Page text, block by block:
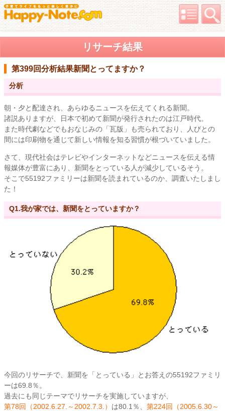
リサーチ結果
第399回分析結果新聞とってますか？
分析
朝・夕と配達され、あらゆるニュースを伝えてくれる新聞。
諸説ありますが、日本で初めて新聞が発行されたのは江戸時代。
また時代劇などでもおなじみの「瓦版」も売られており、人びとの
間には印刷物を通じて新しい情報を知る習慣が根づいていました。
さて、現代社会はテレビやインターネットなどニュースを伝える情
報媒体が豊富にあり、新聞をとっている人が減少しているそう。
そこで55192ファミリーは新聞を読まれているのか、調査いたしまし
た！
Q1.我が家では、新聞をとっていますか？
今回のリサーチで、新聞を「とっている」とお答えの55192ファミリ
ーは69.8％。
過去にも同じテーマでリサーチを実施していますが、
第78回（2002.6.27.～2002.7.3.） は80.1％、 第224回（2005.6.30～